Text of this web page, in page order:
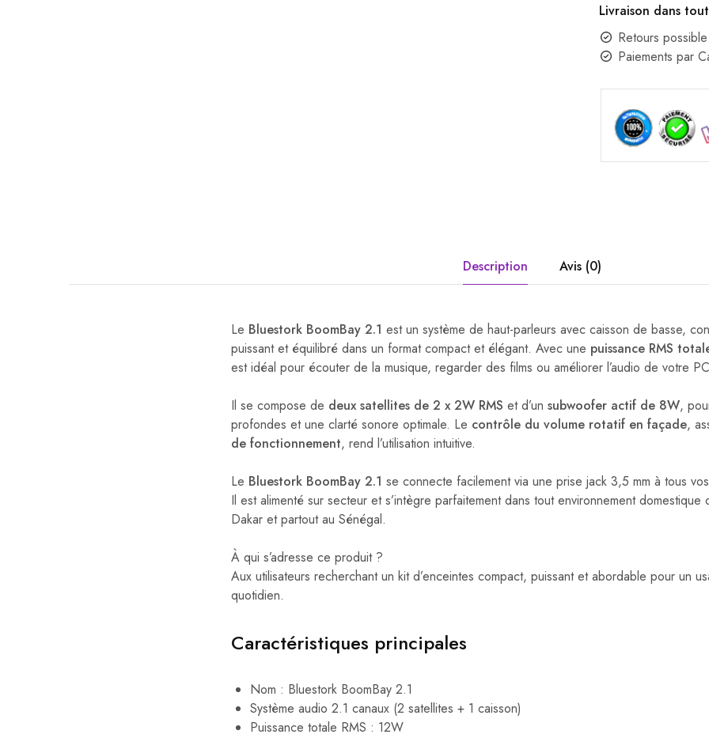
Livraison dans
Retours
Paiements par
Description Avis (0)
Le Bluestork BoomBay 2.1 est un système de haut-parleurs avec caisson de basse,
puissant et équilibré dans un format compact et élégant. Avec une puissance RMS
est idéal pour écouter de la musique, regarder des films ou améliorer l’audio de votre
Il se compose de deux satellites de 2 x 2W RMS et d’un subwoofer actif de 8W,
profondes et une clarté sonore optimale. Le contrôle du volume rotatif en façade,
de fonctionnement, rend l’utilisation intuitive.
Le Bluestork BoomBay 2.1 se connecte facilement via une prise jack 3,5 mm à tous
Il est alimenté sur secteur et s’intègre parfaitement dans tout environnement domestique
Dakar et partout au Sénégal.
À qui s’adresse ce produit ?
Aux utilisateurs recherchant un kit d’enceintes compact, puissant et abordable pour un
quotidien.
Caractéristiques principales
Nom : Bluestork BoomBay 2.1
Système audio 2.1 canaux (2 satellites + 1 caisson)
Puissance totale RMS : 12W